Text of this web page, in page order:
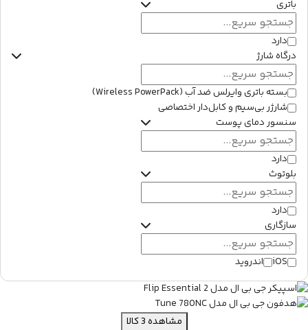
باتری
دارد
درگاه شارژ
بسته باتری وایرلس ضد آب (Wireless PowerPack)
شارژر بی‌سیم و کابل‌دار اختصاصی
سنسور دمای پوست
دارد
بلوتوث
دارد
سازگاری
iOS اندروید
مشاهده3کالا